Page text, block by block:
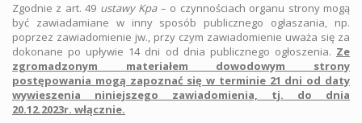
Zgodnie z art. 49 ustawy Kpa– o czynnościach organu strony mogą
być zawiadamiane w inny sposób publicznego ogłaszania, np.
poprzez zawiadomienie jw., przy czym zawiadomienie uważa się za
dokonane po upływie 14 dni od dnia publicznego ogłoszenia. Ze
zgromadzonym materiałem dowodowym strony
postępowania mogą zapoznać się w terminie 21 dni od daty
wywieszenia niniejszego zawiadomienia, tj. do dnia
20.12.2023r. włącznie.